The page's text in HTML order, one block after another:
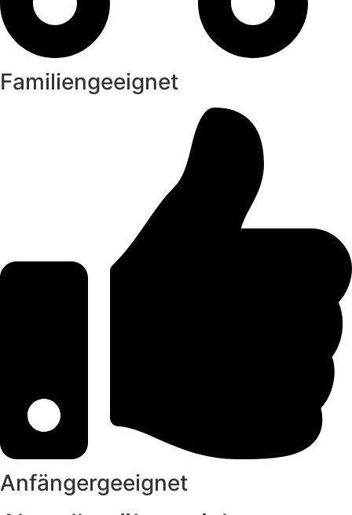
Familiengeeignet
Anfängergeeignet